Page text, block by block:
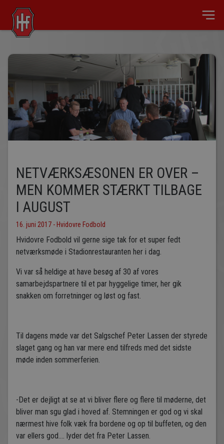
NETVÆRKSÆSONEN ER OVER –
MEN KOMMER STÆRKT TILBAGE
I AUGUST
16. juni 2017 - Hvidovre Fodbold
Hvidovre Fodbold vil gerne sige tak for et super fedt
netværksmøde i Stadionrestauranten her i dag.
Vi var så heldige at have besøg af 30 af vores
samarbejdspartnere til et par hyggelige timer, her gik
snakken om forretninger og løst og fast.
Til dagens møde var det Salgschef Peter Lassen der styrede
slaget gang og han var mere end tilfreds med det sidste
møde inden sommerferien.
-Det er dejligt at se at vi bliver flere og flere til møderne, det
bliver man sgu glad i hoved af. Stemningen er god og vi skal
nærmest hive folk væk fra bordene og op til buffeten, og den
var ellers god…. lyder det fra Peter Lassen.